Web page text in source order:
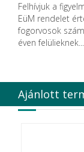
DIRECTA AB
Discus
DISPOTECH
DKL
DUX
Edelweiss
Edenta
Felhívjuk a
EüM rendelet
fogorvosok
éven felülieknek...
Ajánlott